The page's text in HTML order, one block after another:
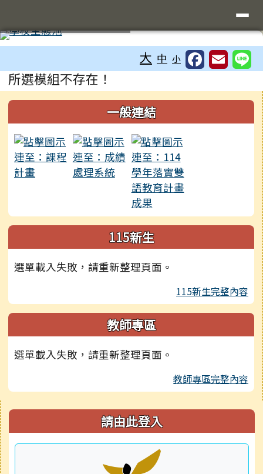
⏸
大 中 小
主內容區域
所選模組不存在！
左邊區域內容 一般連結
115新生
選單載入失敗，請重新整理頁面。
115新生完整內容
教師專區
選單載入失敗，請重新整理頁面。
教師專區完整內容
右邊區域內容 請由此登入
頁尾區域